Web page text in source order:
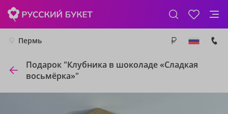
Пермь
Подарок "Клубника в шоколаде «Сладкая
восьмёрка»"